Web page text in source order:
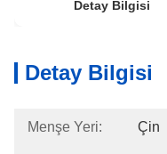
Detay Bilgisi
Detay Bilgisi
Menşe Yeri: Çin